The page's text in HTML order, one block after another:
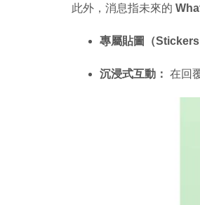
此外，消息指未來的
專屬貼圖（Stickers
沉浸式互動： 在回